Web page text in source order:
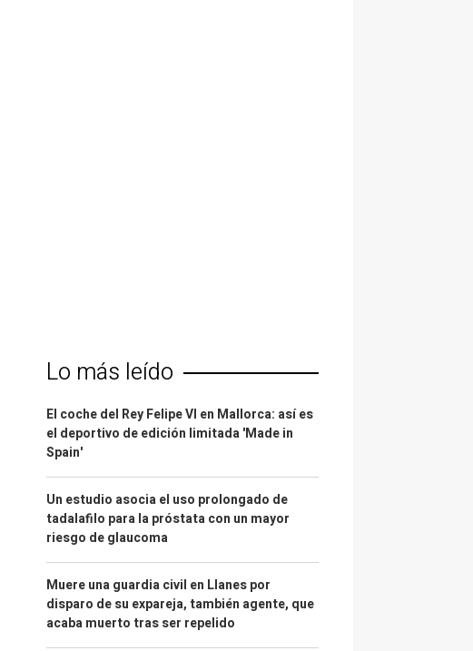
Lo más leído
El coche del Rey Felipe VI en Mallorca: así es
el deportivo de edición limitada 'Made in
Spain'
Un estudio asocia el uso prolongado de
tadalafilo para la próstata con un mayor
riesgo de glaucoma
Muere una guardia civil en Llanes por
disparo de su expareja, también agente, que
acaba muerto tras ser repelido